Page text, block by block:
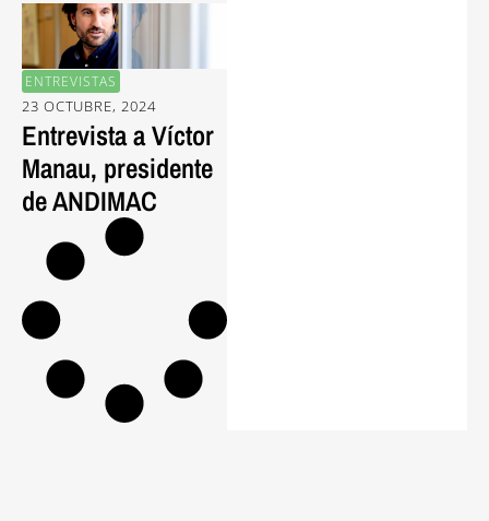
ENTREVISTAS
23 OCTUBRE, 2024
Entrevista a Víctor
Manau, presidente
de ANDIMAC